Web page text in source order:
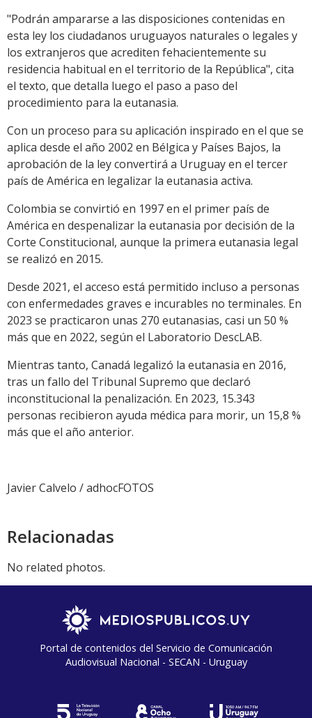
"Podrán ampararse a las disposiciones contenidas en
esta ley los ciudadanos uruguayos naturales o legales y
los extranjeros que acrediten fehacientemente su
residencia habitual en el territorio de la República", cita
el texto, que detalla luego el paso a paso del
procedimiento para la eutanasia.
Con un proceso para su aplicación inspirado en el que se
aplica desde el año 2002 en Bélgica y Países Bajos, la
aprobación de la ley convertirá a Uruguay en el tercer
país de América en legalizar la eutanasia activa.
Colombia se convirtió en 1997 en el primer país de
América en despenalizar la eutanasia por decisión de la
Corte Constitucional, aunque la primera eutanasia legal
se realizó en 2015.
Desde 2021, el acceso está permitido incluso a personas
con enfermedades graves e incurables no terminales. En
2023 se practicaron unas 270 eutanasias, casi un 50 %
más que en 2022, según el Laboratorio DescLAB.
Mientras tanto, Canadá legalizó la eutanasia en 2016,
tras un fallo del Tribunal Supremo que declaró
inconstitucional la penalización. En 2023, 15.343
personas recibieron ayuda médica para morir, un 15,8 %
más que el año anterior.
Javier Calvelo / adhocFOTOS
Relacionadas
No related photos.
Portal de contenidos del Servicio de Comunicación
Audiovisual Nacional - SECAN - Uruguay